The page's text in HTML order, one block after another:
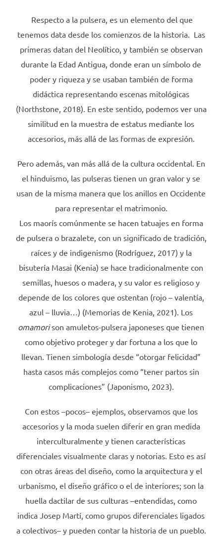
Respecto a la pulsera, es un elemento del que
tenemos data desde los comienzos de la historia.
Las
primeras datan del Neolítico, y también se observan
durante la Edad Antigua, donde eran un símbolo de
poder y riqueza y se usaban también de forma
didáctica representando escenas mitológicas
(Northstone, 2018). En este sentido, podemos ver una
similitud en la muestra de estatus mediante los
accesorios, más allá de las formas de expresión.
Pero además, van más allá de la cultura occidental. En
el hinduismo, las pulseras tienen un gran valor y se
usan de la misma manera que los anillos en Occidente
para representar el matrimonio.
Los maorís comúnmente se hacen tatuajes en forma
de pulsera o brazalete, con un significado de tradición,
raíces y de indigenismo (Rodríguez, 2017) y la
bisutería Masai (Kenia) se hace tradicionalmente con
semillas, huesos o madera, y su valor es religioso y
depende de los colores que ostentan (rojo – valentía,
azul – lluvia…) (Memorias de Kenia, 2021). Los
omamorison amuletos-pulsera japoneses que tienen
como objetivo proteger y dar fortuna a los que lo
llevan. Tienen simbología desde “otorgar felicidad”
hasta casos más complejos como “tener partos sin
complicaciones” (Japonismo, 2023).
Con estos –pocos– ejemplos, observamos que los
accesorios y la moda suelen diferir en gran medida
interculturalmente y tienen características
diferenciales visualmente claras y notorias. Esto es así
con otras áreas del diseño, como la arquitectura y el
urbanismo, el diseño gráfico o el de interiores; son la
huella dactilar de sus culturas –entendidas, como
indica Josep Martí, como grupos diferenciales ligados
a colectivos– y pueden contar la historia de un pueblo.